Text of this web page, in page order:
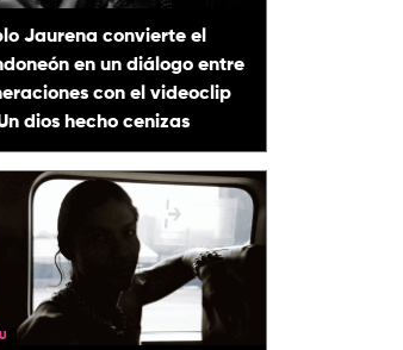
Jaurena convierte el
en un diálogo entre
con el videoclip
dios hecho cenizas